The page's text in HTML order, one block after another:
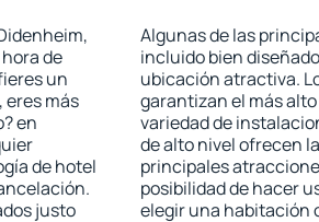
de
un
eres más
en
de hotel
justo
Algunas de las
incluido bien
ubicación atractiva.
garantizan el más
variedad de
de alto nivel ofrecen
principales
posibilidad de hacer
elegir una habitación